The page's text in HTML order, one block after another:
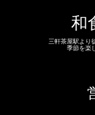
和
三軒茶屋駅より
季節を楽